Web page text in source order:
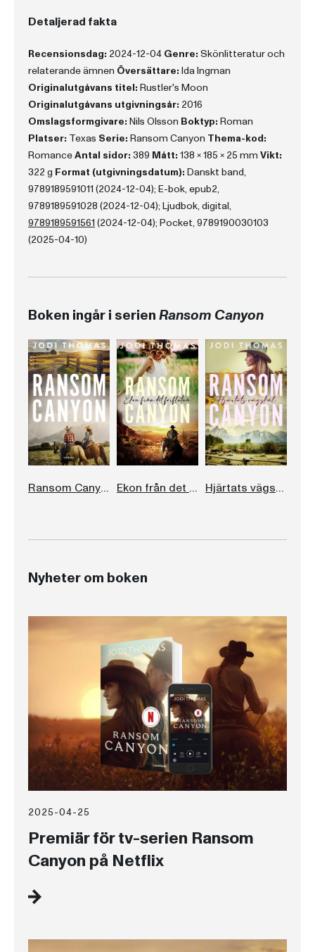
Detaljerad fakta
Recensionsdag: 2024-12-04 Genre: Skönlitteratur och
relaterande ämnen Översättare: Ida Ingman
Originalutgåvans titel: Rustler's Moon
Originalutgåvans utgivningsår: 2016
Omslagsformgivare: Nils Olsson Boktyp: Roman
Platser: Texas Serie: Ransom Canyon Thema-kod:
RomanceAntal sidor: 389 Mått: 138 x 185 x 25 mm Vikt:
322 g Format (utgivningsdatum): Danskt band,
9789189591011 (2024-12-04); E-bok, epub2,
9789189591028 (2024-12-04); Ljudbok, digital,
9789189591561 (2024-12-04); Pocket, 9789190030103
(2025-04-10)
Boken ingår i serienRansom Canyon
Ransom Canyon Ekon från det förflutna Hjärtats vägskäl
Nyheter om boken
2025-04-25
Premiär för tv-serien Ransom
Canyon på Netflix